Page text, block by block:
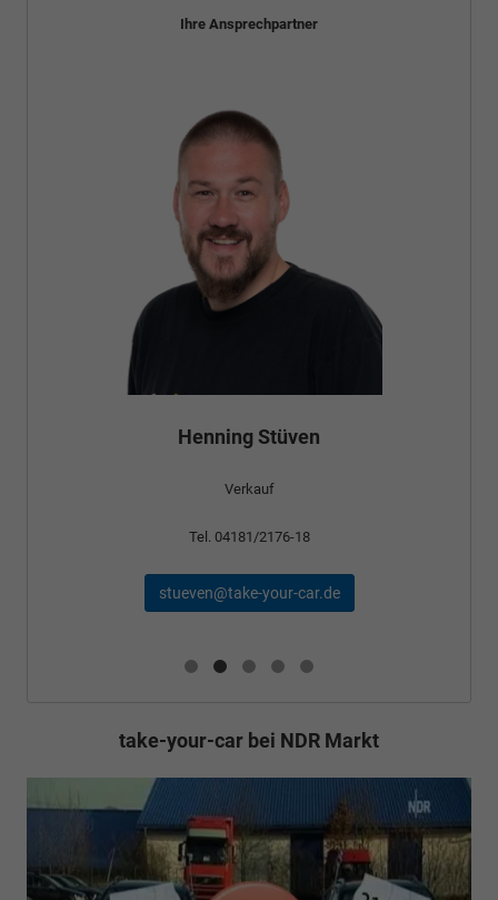
Ihre Ansprechpartner
Henning Stüven
Verkauf
Tel. 04181/2176-18
stueven@take-your-car.de
take-your-car bei NDR Markt